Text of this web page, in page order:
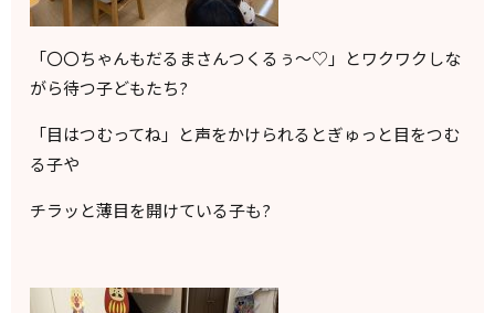
「〇〇ちゃんもだるまさんつくるぅ〜♡」とワクワクしな
がら待つ子どもたち?
「目はつむってね」と声をかけられるとぎゅっと目をつむ
る子や
チラッと薄目を開けている子も?